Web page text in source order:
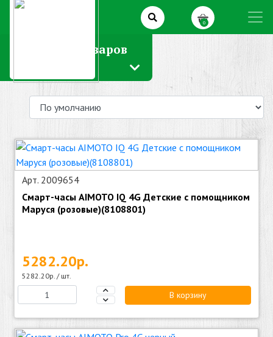
0
Каталог товаров
Арт. 2009654
Смарт-часы AIMOTO IQ 4G Детские с помощником
Маруся (розовые)(8108801)
5282.20р.
5282.20р. / шт.
В корзину